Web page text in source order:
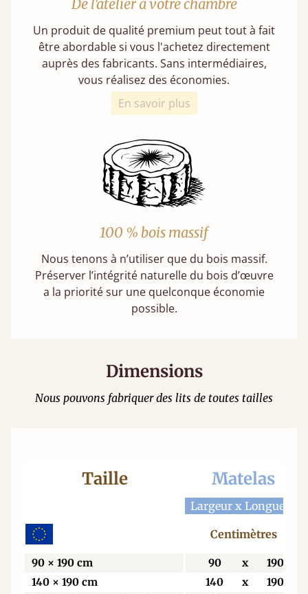
De l'atelier à votre chambre
Un produit de qualité premium peut tout à fait
être abordable si vous l'achetez directement
auprès des fabricants. Sans intermédiaires,
vous réalisez des économies.
En savoir plus
100 % bois massif
Nous tenons à n’utiliser que du bois massif.
Préserver l’intégrité naturelle du bois d’œuvre
a la priorité sur une quelconque économie
possible.
Dimensions
Nous pouvons fabriquer des lits de toutes tailles
Taille Matelas
Largeur x Longueur
Centimètres
90 × 190 cm 90 x
190
140 × 190 cm
140 x
190